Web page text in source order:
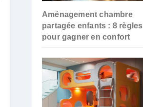
Aménagement chambre
partagée enfants : 8 règles
pour gagner en confort